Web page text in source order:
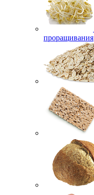
проращивания